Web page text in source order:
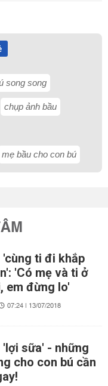
song song
chụp ảnh bầu
mẹ bầu cho con bú
'cùng ti đi khắp
'Có mẹ và ti ở
em đừng lo'
07:24 | 13/07/2018
'lợi sữa' - những
cho con bú cần